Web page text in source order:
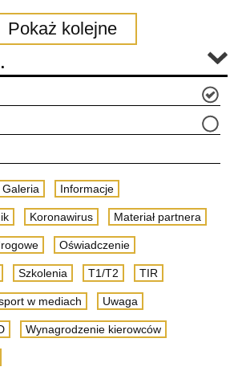
Pokaż kolejne
Galeria Informacje
Koronawirus Materiał partnera
Oświadczenie
Szkolenia T1/T2 TIR
w mediach Uwaga
Wynagrodzenie kierowców